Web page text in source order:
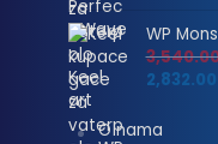
WP
2,832.00
O nama